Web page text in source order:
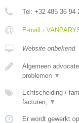
Tel: +32 485 36 94
E-mail ›
Website onbekend
Algemeen
problemen ▼
Echtscheiding /
facturen,
▼
Er wordt gewerkt